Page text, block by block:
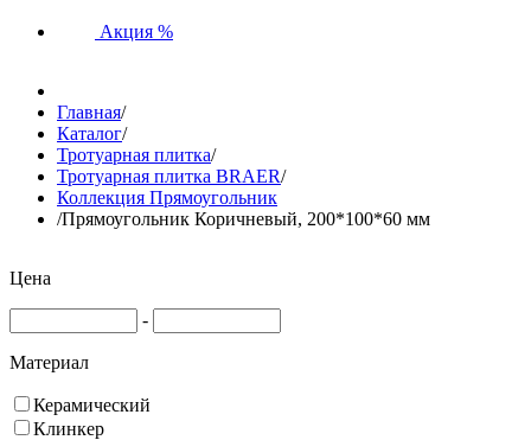
Акция %
Главная/
Каталог/
Тротуарная плитка/
Тротуарная плитка BRAER/
Коллекция Прямоугольник
/Прямоугольник Коричневый, 200*100*60 мм
Цена
-
Материал
Керамический
Клинкер